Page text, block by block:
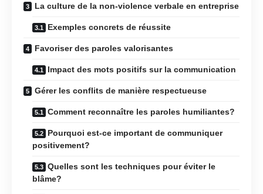
La culture de la non-violence verbale en entreprise
Exemples concrets de réussite
Favoriser des paroles valorisantes
Impact des mots positifs sur la communication
Gérer les conflits de manière respectueuse
Comment reconnaître les paroles humiliantes?
Pourquoi est-ce important de communiquer
positivement?
Quelles sont les techniques pour éviter le
blâme?